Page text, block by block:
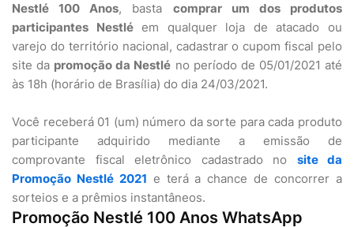
Nestlé 100 Anos, basta comprar um dos produtos
participantes Nestléem qualquer loja de atacado ou
varejo do território nacional, cadastrar o cupom fiscal pelo
site da promoção da Nestlé no período de 05/01/2021 até
às 18h (horário de Brasília) do dia 24/03/2021.
Você receberá 01 (um) número da sorte para cada produto
participante adquirido mediante a emissão de
comprovante fiscal eletrônico cadastrado no site da
Promoção Nestlé 2021 e terá a chance de concorrer a
sorteios e a prêmios instantâneos.
Promoção Nestlé 100 Anos WhatsApp